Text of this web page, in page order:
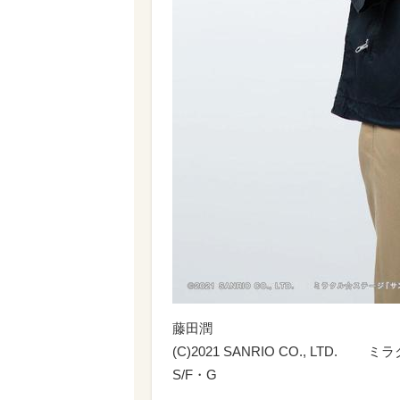
藤田潤
(C)2021 SANRIO CO., LTD. ミ
S/F・G